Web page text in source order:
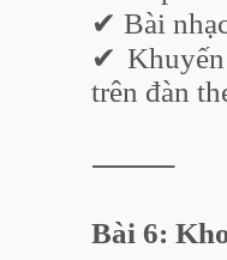
✔ Bài
✔
trên đàn
⸻
Bài 6: